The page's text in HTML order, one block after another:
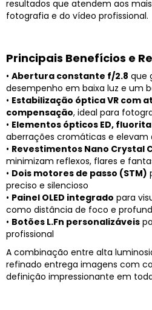
resultados que atendem aos
fotografia e do vídeo profissional.
Principais Benefícios e
• Abertura constante f/2.8 que
desempenho em baixa luz e um
• Estabilização óptica VR com
compensação, ideal para
• Elementos ópticos ED, fluorita
aberrações cromáticas e elevam
• Revestimentos Nano Crystal
minimizam reflexos, flares e
• Dois motores de passo (STM)
preciso e silencioso
• Painel OLED integrado para
como distância de foco e
• Botões L.Fn personalizáveis
profissional
A combinação entre alta
refinado entrega imagens com
definição impressionante em